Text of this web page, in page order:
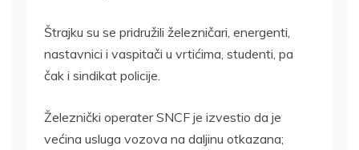
Štrajku su se pridružili železničari, energenti,
nastavnici i vaspitači u vrtićima, studenti, pa
čak i sindikat policije.
Železnički operater SNCF je izvestio da je
većina usluga vozova na daljinu otkazana;